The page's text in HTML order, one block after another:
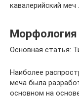
кавалерийский меч .
Морфология
Основная статья:
Наиболее
меча была
основном на